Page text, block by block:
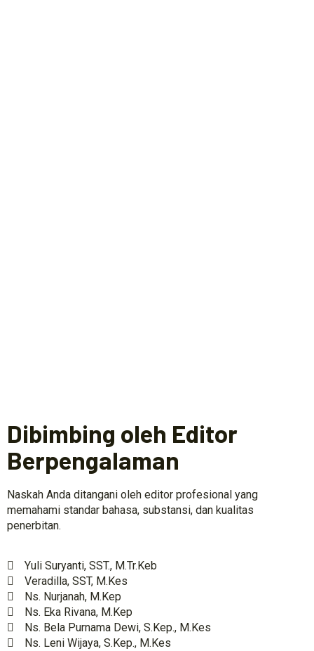
Dibimbing oleh Editor
Berpengalaman
Naskah Anda ditangani oleh editor profesional yang
memahami standar bahasa, substansi, dan kualitas
penerbitan.
Yuli Suryanti, SST., M.Tr.Keb
Veradilla, SST, M.Kes
Ns. Nurjanah, M.Kep
Ns. Eka Rivana, M.Kep
Ns. Bela Purnama Dewi, S.Kep., M.Kes
Ns. Leni Wijaya, S.Kep., M.Kes